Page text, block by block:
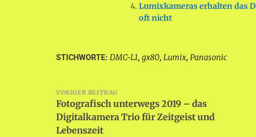
Lumixkameras erhalten das
oft nicht
STICHWORTE: DMC-L1, gx80, Lumix, Panasonic
Beitragsnavigation
VORIGER BEITRAG
Fotografisch unterwegs 2019 – das
Digitalkamera Trio für Zeitgeist und
Lebenszeit